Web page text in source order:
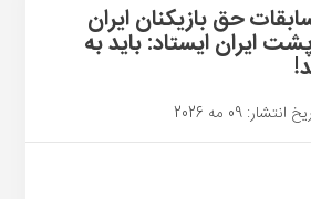
حق بازیکنان ایران
ایران ایستاد: باید به
انتشار: 09 مه 2026